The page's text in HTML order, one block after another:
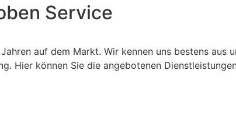
Service
auf dem Markt. Wir kennen uns bestens aus
Hier können Sie die angebotenen